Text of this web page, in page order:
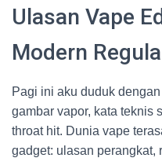
Ulasan Vape
Modern
Pagi ini aku duduk
gambar vapor, kata teknis
throat hit. Dunia vape
gadget: ulasan perangkat,